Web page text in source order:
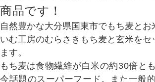
商品です！
自然豊かな大分県国東市でもち麦とお
いむ工房のむらさきもち麦と玄米をセ
ます。
もち麦は食物繊維が白米の約30倍と
今話題のスーパーフード。また一般